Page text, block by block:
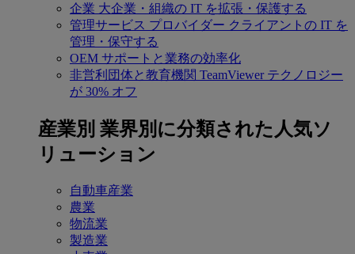
企業 大企業・組織の IT を拡張・保護する
管理サービス プロバイダー クライアントの IT を
管理・保守する
OEM サポートと業務の効率化
非営利団体と教育機関 TeamViewer テクノロジー
が 30% オフ
産業別 業界別に分類された人気ソ
リューション
自動車産業
農業
物流業
製造業